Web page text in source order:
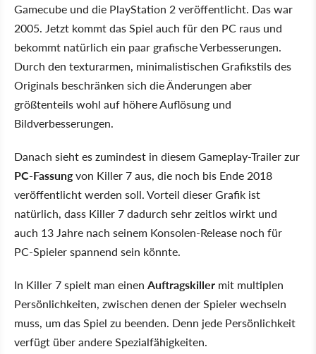
Gamecube und die PlayStation 2 veröffentlicht. Das war
2005. Jetzt kommt das Spiel auch für den PC raus und
bekommt natürlich ein paar grafische Verbesserungen.
Durch den texturarmen, minimalistischen Grafikstils des
Originals beschränken sich die Änderungen aber
größtenteils wohl auf höhere Auflösung und
Bildverbesserungen.
Danach sieht es zumindest in diesem Gameplay-Trailer zur
PC-Fassungvon Killer 7 aus, die noch bis Ende 2018
veröffentlicht werden soll. Vorteil dieser Grafik ist
natürlich, dass Killer 7 dadurch sehr zeitlos wirkt und
auch 13 Jahre nach seinem Konsolen-Release noch für
PC-Spieler spannend sein könnte.
In Killer 7 spielt man einen Auftragskiller mit multiplen
Persönlichkeiten, zwischen denen der Spieler wechseln
muss, um das Spiel zu beenden. Denn jede Persönlichkeit
verfügt über andere Spezialfähigkeiten.